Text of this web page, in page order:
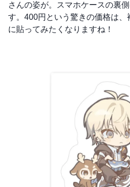
さんの姿が。スマホケースの裏
す。400円という驚きの価格は
に貼ってみたくなりますね！